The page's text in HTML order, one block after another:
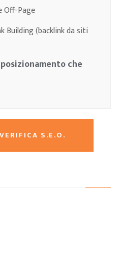
Page
Building (backlink da siti
che
S.E.O.